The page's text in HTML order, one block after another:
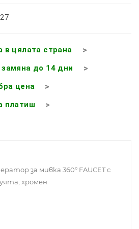
в цялата страна
до 14 дни
цена
платиш
за мивка 360° FAUCET с
хромен